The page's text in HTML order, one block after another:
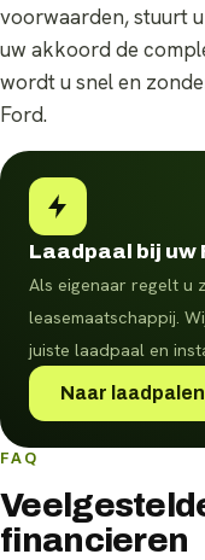
voorwaarden, stuurt
uw akkoord de
wordt u snel en
Ford.
Laadpaal bij uw
Als eigenaar regelt u
leasemaatschappij.
juiste laadpaal en
Naar
FAQ
financieren